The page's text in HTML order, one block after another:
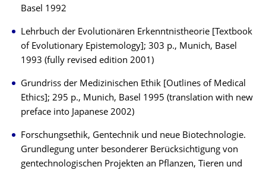
Basel 1992
Lehrbuch der Evolutionären Erkenntnistheorie [Textbook
of Evolutionary Epistemology]; 303 p., Munich, Basel
1993 (fully revised edition 2001)
Grundriss der Medizinischen Ethik [Outlines of Medical
Ethics]; 295 p., Munich, Basel 1995 (translation with new
preface into Japanese 2002)
Forschungsethik, Gentechnik und neue Biotechnologie.
Grundlegung unter besonderer Berücksichtigung von
gentechnologischen Projekten an Pflanzen, Tieren und